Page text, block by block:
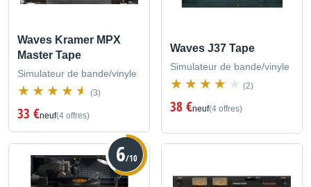
Waves Kramer MPX
Master Tape
Simulateur de bande/vinyle
(3)
33 €neuf(4 offres)
Waves J37 Tape
Simulateur de bande/vinyle
(2)
38 €neuf(4 offres)
6/10